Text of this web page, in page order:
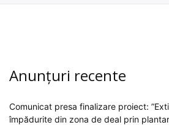
Anunțuri recente
Comunicat presa finalizare proiect:
împădurite din zona de deal prin